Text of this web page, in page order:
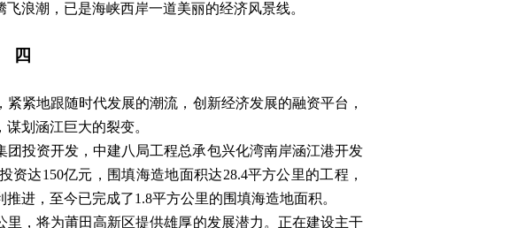
浪潮，已是海峡西岸一道美丽的经济风景线。
四
紧地跟随时代发展的潮流，创新经济发展的融资平台，
划涵江巨大的裂变。
团投资开发，中建八局工程总承包兴化湾南岸涵江港开发
达150亿元，围填海造地面积达28.4平方公里的工程，
进，至今已完成了1.8平方公里的围填海造地面积。
里，将为莆田高新区提供雄厚的发展潜力。正在建设主干